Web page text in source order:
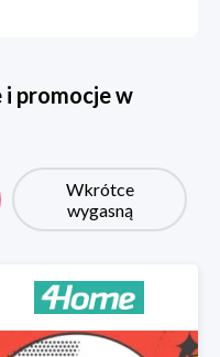
promocje w
Wkrótce
wygasną